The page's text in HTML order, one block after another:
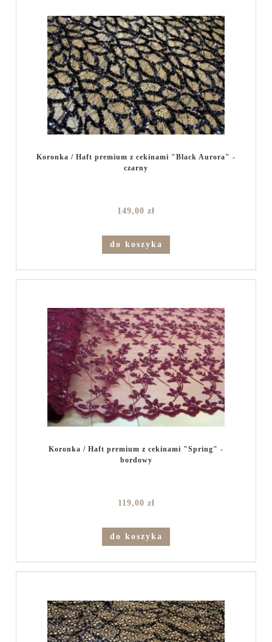
Koronka / Haft premium z cekinami "Black Aurora" -
czarny
149,00 zł
do koszyka
Koronka / Haft premium z cekinami "Spring" -
bordowy
119,00 zł
do koszyka